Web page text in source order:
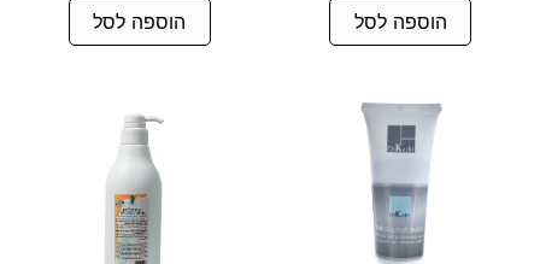
הוספה לסל הוספה לסל